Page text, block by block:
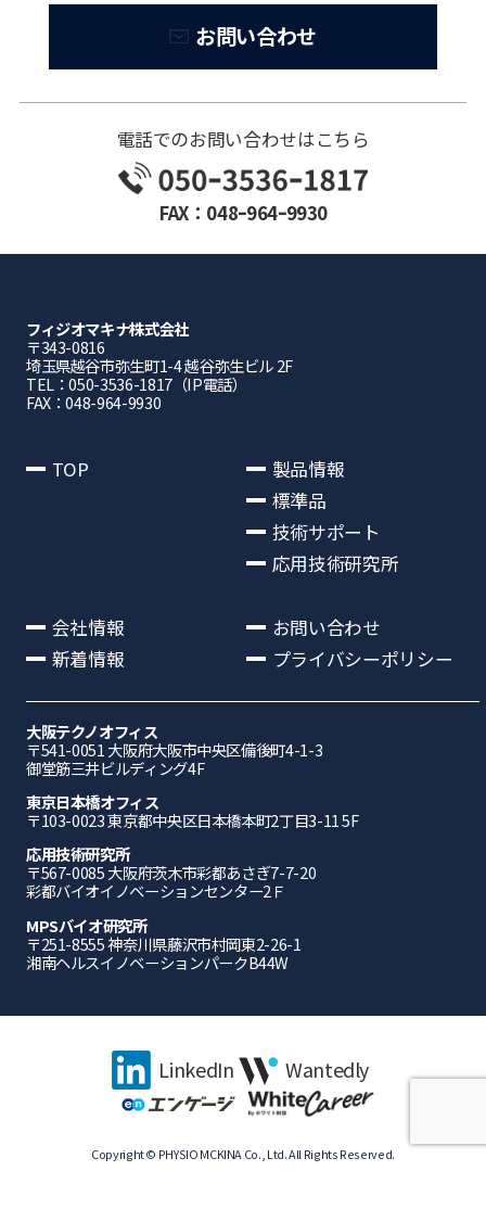
お問い合わせ
電話でのお問い合わせはこちら
FAX：048ｰ964ｰ9930
フィジオマキナ株式会社
〒343-0816
埼⽟県越⾕市弥⽣町1-4 越⾕弥⽣ビル 2F
TEL：050-3536-1817（IP電話）
FAX：048-964-9930
TOP
製品情報
標準品
技術サポート
応用技術研究所
会社情報
新着情報
お問い合わせ
プライバシーポリシー
大阪テクノオフィス
〒541-0051 ⼤阪府⼤阪市中央区備後町4-1-3
御堂筋三井ビルディング4F
東京日本橋オフィス
〒103-0023 東京都中央区日本橋本町2丁目3-11 5F
応⽤技術研究所
〒567-0085 ⼤阪府茨⽊市彩都あさぎ7-7-20
彩都バイオイノベーションセンター2Ｆ
MPSバイオ研究所
〒251-8555 神奈川県藤沢市村岡東2-26-1
湘南ヘルスイノベーションパークB44W
LinkedIn Wantedly
Copyright © PHYSIO MCKINA Co., Ltd. All Rights Reserved.